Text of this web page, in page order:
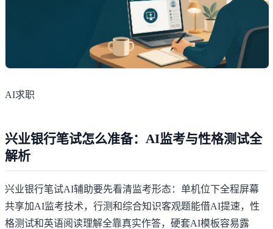
AI求职
兴业银行笔试怎么准备：AI监考与性格测试全
解析
兴业银行笔试AI辅助要先看清监考形态：单机位下全程屏幕
共享加AI监考技术，行测和综合知识客观题能借AI提速，性
格测试和英语阅读理解全靠真实作答，硬套AI模板容易露